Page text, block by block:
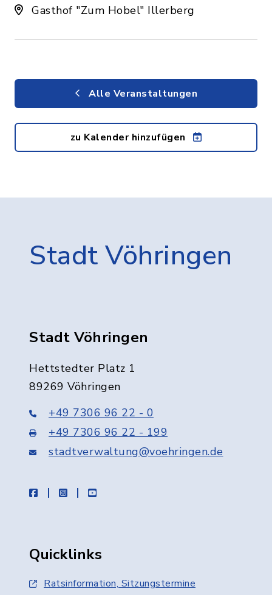
Gasthof "Zum Hobel" Illerberg
Alle Veranstaltungen
zu Kalender hinzufügen
Stadt Vöhringen
Stadt Vöhringen
Hettstedter Platz 1
89269 Vöhringen
+49 7306 96 22 - 0
+49 7306 96 22 - 199
stadtverwaltung@voehringen.de
facebookinstagramyoutube
Quicklinks
Ratsinformation, Sitzungstermine